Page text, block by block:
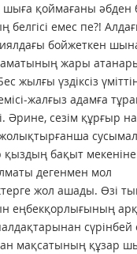
шыға қоймағаны әбден
белгісі емес пе?!
бойжеткен
жары
жылғы үздіксіз
жалғыз адамға
Әрине, сезім құрғыр
жолықтырғанша
қыздың бақыт
дегенмен мол
жол ашады. Өзі
еңбекқорлығының
сүрінбей
мақсатының құзар